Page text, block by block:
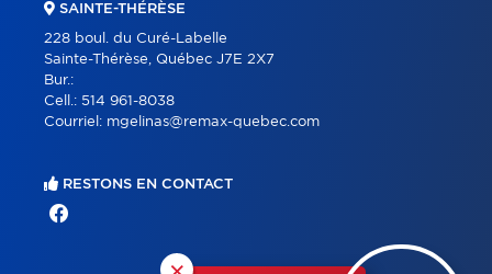
SAINTE-THÉRÈSE
228 boul. du Curé-Labelle
Sainte-Thérèse, Québec J7E 2X7
Bur.:
Cell.: 514 961-8038
Courriel: mgelinas@remax-quebec.com
RESTONS EN CONTACT